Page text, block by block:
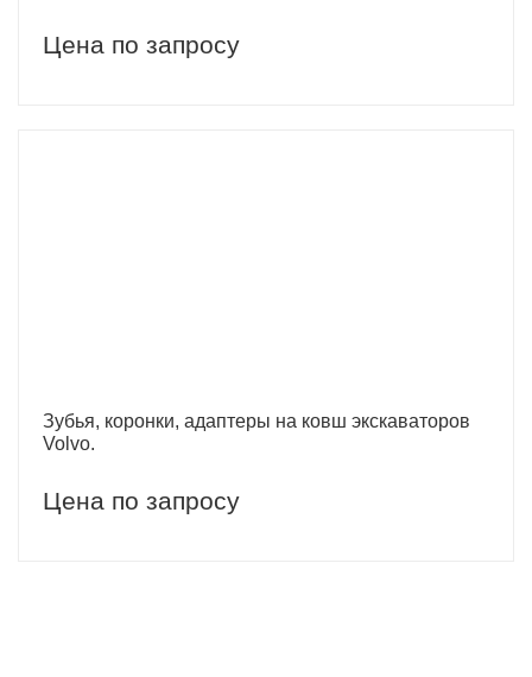
Цена по запросу
Зубья, коронки, адаптеры на ковш экскаваторов
Volvo.
Цена по запросу